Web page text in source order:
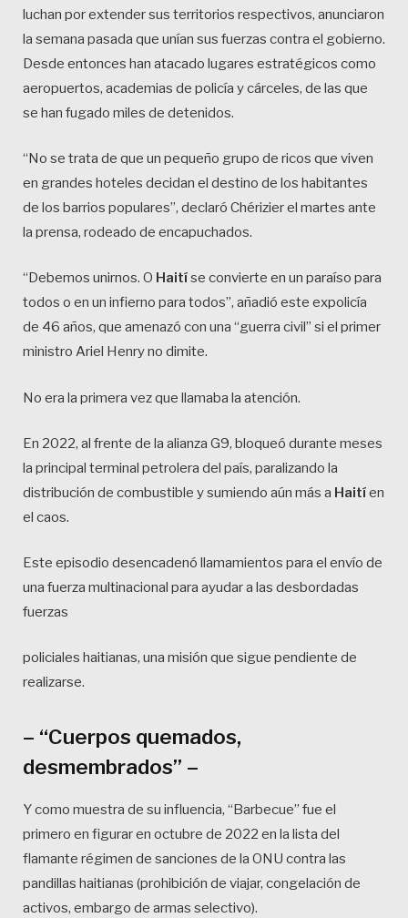
luchan por extender sus territorios respectivos, anunciaron
la semana pasada que unían sus fuerzas contra el gobierno.
Desde entonces han atacado lugares estratégicos como
aeropuertos, academias de policía y cárceles, de las que
se han fugado miles de detenidos.
“No se trata de que un pequeño grupo de ricos que viven
en grandes hoteles decidan el destino de los habitantes
de los barrios populares”, declaró Chérizier el martes ante
la prensa, rodeado de encapuchados.
“Debemos unirnos. O Haitíse convierte en un paraíso para
todos o en un infierno para todos”, añadió este expolicía
de 46 años, que amenazó con una “guerra civil” si el primer
ministro Ariel Henry no dimite.
No era la primera vez que llamaba la atención.
En 2022, al frente de la alianza G9, bloqueó durante meses
la principal terminal petrolera del país, paralizando la
distribución de combustible y sumiendo aún más a Haitíen
el caos.
Este episodio desencadenó llamamientos para el envío de
una fuerza multinacional para ayudar a las desbordadas
fuerzas
policiales haitianas, una misión que sigue pendiente de
realizarse.
– “Cuerpos quemados,
desmembrados” –
Y como muestra de su influencia, “Barbecue” fue el
primero en figurar en octubre de 2022 en la lista del
flamante régimen de sanciones de la ONU contra las
pandillas haitianas (prohibición de viajar, congelación de
activos, embargo de armas selectivo).